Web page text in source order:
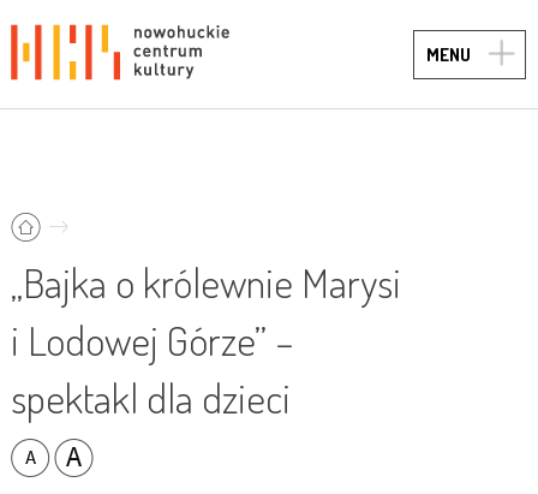
MENU
„Bajka o królewnie Marysi
i Lodowej Górze” –
spektakl dla dzieci